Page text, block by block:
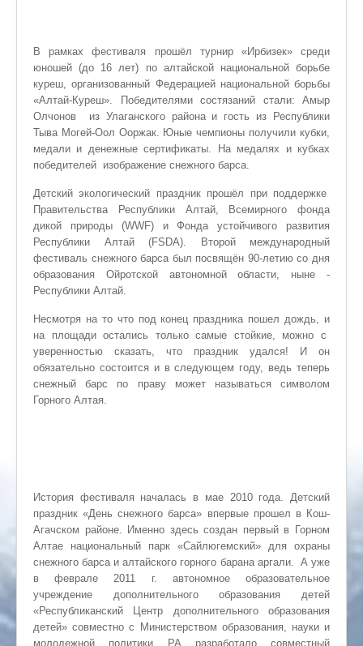
В рамках фестиваля прошёл турнир «Ирбизек» среди
юношей (до 16 лет) по алтайской национальной борьбе
куреш, организованный Федерацией национальной борьбы
«Алтай-Куреш». Победителями состязаний стали: Амыр
Олчонов из Улаганского района и гость из Республики
Тыва Могей-Оол Ооржак. Юные чемпионы получили кубки,
медали и денежные сертификаты. На медалях и кубках
победителей изображение снежного барса.
Детский экологический праздник прошёл при поддержке
Правительства Республики Алтай, Всемирного фонда
дикой природы (WWF) и Фонда устойчивого развития
Республики Алтай (FSDA). Второй международный
фестиваль снежного барса был посвящён 90-летию со дня
образования Ойротской автономной области, ныне -
Республики Алтай.
Несмотря на то что под конец праздника пошел дождь, и
на площади остались только самые стойкие, можно с
уверенностью сказать, что праздник удался! И он
обязательно состоится и в следующем году, ведь теперь
снежный барс по праву может называться символом
Горного Алтая.
История фестиваля началась в мае 2010 года. Детский
праздник «День снежного барса» впервые прошел в Кош-
Агачском районе. Именно здесь создан первый в Горном
Алтае национальный парк «Сайлюгемский» для охраны
снежного барса и алтайского горного барана аргали. А уже
в феврале 2011 г. автономное образовательное
учреждение дополнительного образования детей
«Республиканский Центр дополнительного образования
детей» совместно с Министерством образования, науки и
молодежной политики РА разработало совместный